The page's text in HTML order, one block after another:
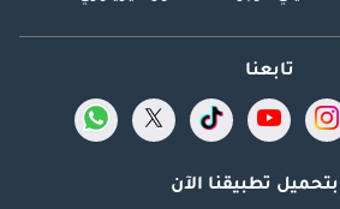
تابعنا
تطبيقنا الآن